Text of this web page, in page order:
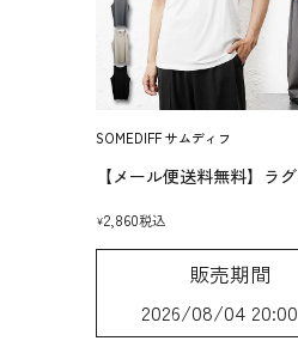
SOMEDIFF サムディフ
¥2,860税込
販売期間
2026/08/04 20:00